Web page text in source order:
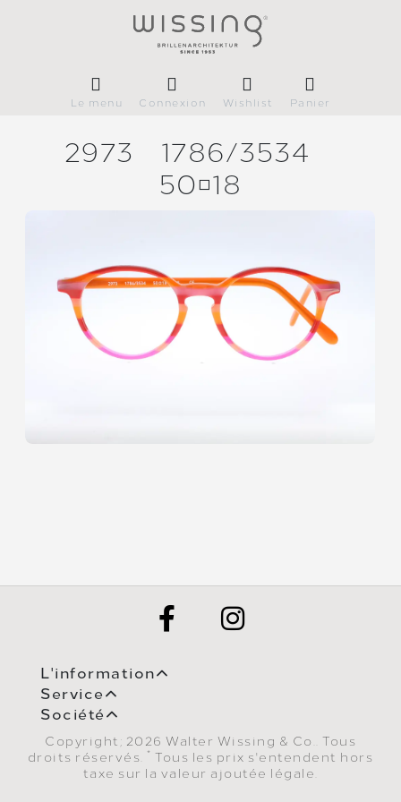
Le menu Connexion Wishlist Panier
2973 1786/3534
5018
L'information
Service
Société
Copyright; 2026 Walter Wissing & Co.. Tous
droits réservés.
* Tous les prix s'entendent hors
taxe sur la valeur ajoutée légale.